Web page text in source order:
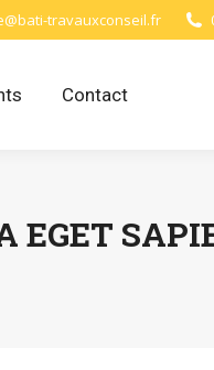
travauxconseil.fr
Contact
EGET